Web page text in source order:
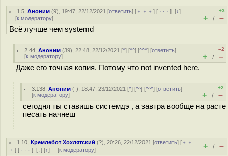
1.5 ,Аноним (9), 19:47, 22/12/2021 [ответить] [ ﹢﹢﹢] [ · · ·][↓]
[к модератору]
+3
+ / –
Всё лучше чем systemd
2.44 ,Аноним (39), 22:48, 22/12/2021 [^] [^^] [^^^] [ответить]
[к модератору]
–2
+ / –
Даже его точная копия. Потому что not invented here.
3.138 ,Аноним (-), 18:47, 23/12/2021 [^] [^^] [^^^] [ответить]
[к модератору]
+2
+ / –
сегодня ты ставишь системдэ , а завтра вообще на расте
песать начнеш
1.10 ,Кремлебот Хохлятский (?), 20:26, 22/12/2021 [ответить] [ ﹢﹢
﹢ ] [ · · · ] [↓] [↑] [к модератору] + / –